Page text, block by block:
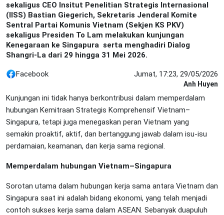
sekaligus CEO Insitut Penelitian Strategis Internasional
(IISS) Bastian Giegerich, Sekretaris Jenderal Komite
Sentral Partai Komunis Vietnam (Sekjen KS PKV)
sekaligus Presiden To Lam melakukan kunjungan
Kenegaraan ke Singapura serta menghadiri Dialog
Shangri-La dari 29 hingga 31 Mei 2026.
Facebook Jumat, 17:23, 29/05/2026
Anh Huyen
Kunjungan ini tidak hanya berkontribusi dalam memperdalam
hubungan Kemitraan Strategis Komprehensif Vietnam–
Singapura, tetapi juga menegaskan peran Vietnam yang
semakin proaktif, aktif, dan bertanggung jawab dalam isu-isu
perdamaian, keamanan, dan kerja sama regional.
Memperdalam hubungan Vietnam–Singapura
Sorotan utama dalam hubungan kerja sama antara Vietnam dan
Singapura saat ini adalah bidang ekonomi, yang telah menjadi
contoh sukses kerja sama dalam ASEAN. Sebanyak duapuluh